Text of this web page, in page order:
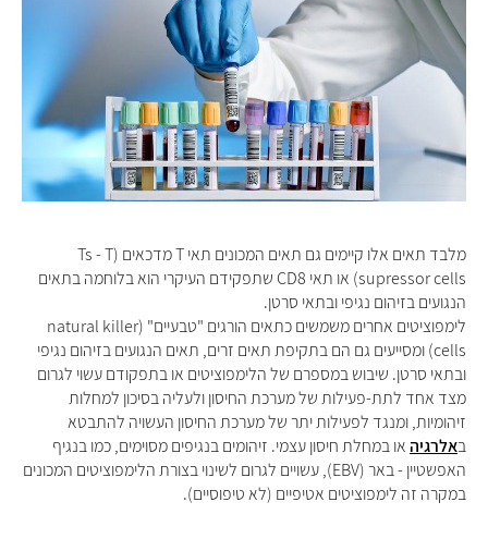
מלבד תאים אלו קיימים גם תאים המכונים תאי T מדכאים (Ts - T
supressor cells) או תאי CD8 שתפקידם העיקרי הוא בלוחמה בתאים
הנגועים בזיהום נגיפי ובתאי סרטן.
לימפוציטים אחרים משמשים כתאים הורגים "טבעיים" (natural killer
cells) ומסייעים גם הם בתקיפת תאים זרים, תאים הנגועים בזיהום נגיפי
ובתאי סרטן. שיבוש במספרם של הלימפוציטים או בתפקודם עשוי לגרום
מצד אחד לתת-פעילות של מערכת החיסון ולעליה בסיכון למחלות
זיהומיות, ומנגד לפעילות יתר של מערכת החיסון העשויה להתבטא
באלרגיהאו במחלת חיסון עצמי. זיהומים בנגיפים מסוימים, כמו בנגיף
האפשטיין - באר (EBV), עשויים לגרום לשינוי בצורת הלימפוציטים המכונים
במקרה זה לימפוציטים אטיפיים (לא טיפוסיים).